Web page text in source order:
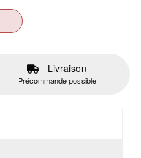
Livraison
Précommande possible